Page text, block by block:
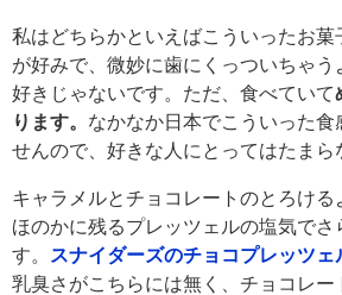
私はどちらかといえばこういったお菓
が好みで、微妙に歯にくっついちゃう
好きじゃないです。ただ、食べていて
ります。 なかなか日本でこういった食
せんので、好きな人にとってはたまら
キャラメルとチョコレートのとろける
ほのかに残るプレッツェルの塩気でさ
す。
スナイダーズのチョコプレッツェ
乳臭さがこちらには無く、チョコレー